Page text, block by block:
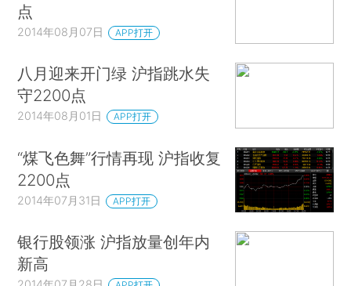
点
2014年08月07日 APP打开
八月迎来开门绿 沪指跳水失
守2200点
2014年08月01日 APP打开
“煤飞色舞”行情再现 沪指收复
2200点
2014年07月31日 APP打开
银行股领涨 沪指放量创年内
新高